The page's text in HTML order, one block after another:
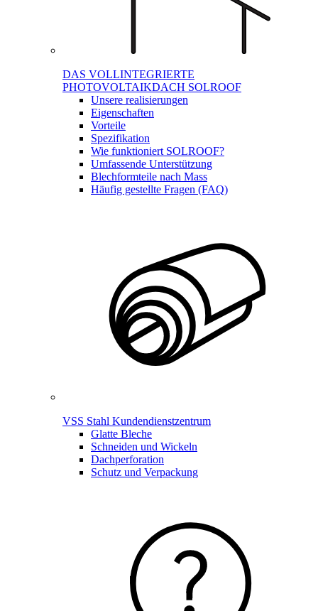
DAS VOLLINTEGRIERTE
PHOTOVOLTAIKDACH SOLROOF
Unsere realisierungen
Eigenschaften
Vorteile
Spezifikation
Wie funktioniert SOLROOF?
Umfassende Unterstützung
Blechformteile nach Mass
Häufig gestellte Fragen (FAQ)
VSS Stahl Kundendienstzentrum
Glatte Bleche
Schneiden und Wickeln
Dachperforation
Schutz und Verpackung